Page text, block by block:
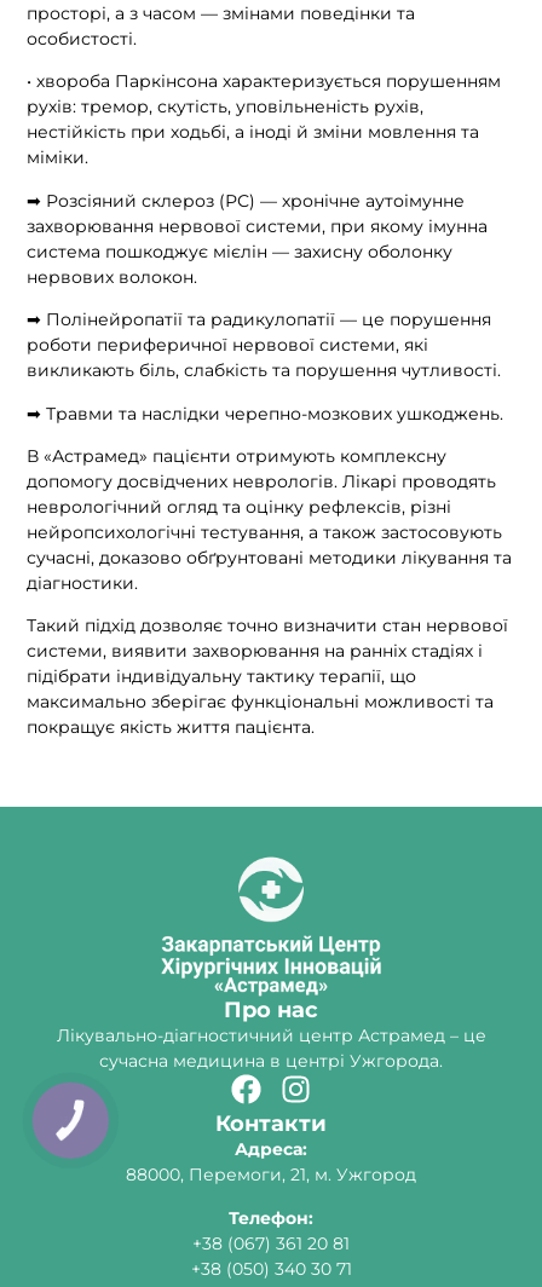
просторі, а з часом — змінами поведінки та
особистості.
• хвороба Паркінсона характеризується порушенням
рухів: тремор, скутість, уповільненість рухів,
нестійкість при ходьбі, а іноді й зміни мовлення та
міміки.
➡ Розсіяний склероз (РС) — хронічне аутоімунне
захворювання нервової системи, при якому імунна
система пошкоджує мієлін — захисну оболонку
нервових волокон.
➡ Полінейропатії та радикулопатії — це порушення
роботи периферичної нервової системи, які
викликають біль, слабкість та порушення чутливості.
➡ Травми та наслідки черепно-мозкових ушкоджень.
В «Астрамед» пацієнти отримують комплексну
допомогу досвідчених неврологів. Лікарі проводять
неврологічний огляд та оцінку рефлексів, різні
нейропсихологічні тестування, а також застосовують
сучасні, доказово обґрунтовані методики лікування та
діагностики.
Такий підхід дозволяє точно визначити стан нервової
системи, виявити захворювання на ранніх стадіях і
підібрати індивідуальну тактику терапії, що
максимально зберігає функціональні можливості та
покращує якість життя пацієнта.
Про нас
Лікувально-діагностичний центр Астрамед – це
сучасна медицина в центрі Ужгорода.
Контакти
Адреса:
88000, Перемоги, 21, м. Ужгород
Телефон:
+38 (067) 361 20 81
+38 (050) 340 30 71
КНОПКА
ЗВ'ЯЗКУ